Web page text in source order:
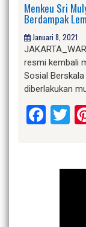
Menkeu Sri
Berdampak
Januari 8, 2021
resmi kembali
Sosial
diberlakukan